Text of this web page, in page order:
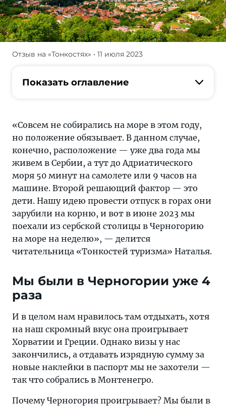
Просолились,
как
открылась
новой
Отзыв на «Тонкостях» • 11 июля 2023
Показать оглавление
«Совсем не собирались на море в этом году,
но положение обязывает. В данном случае,
конечно, расположение — уже два года мы
живем в Сербии, а тут до Адриатического
моря 50 минут на самолете или 9 часов на
машине. Второй решающий фактор — это
дети. Нашу идею провести отпуск в горах они
зарубили на корню, и вот в июне 2023 мы
поехали из сербской столицы в Черногорию
на море на неделю», — делится
читательница «Тонкостей туризма» Наталья.
Мы были в Черногории уже 4
раза
И в целом нам нравилось там отдыхать, хотя
на наш скромный вкус она проигрывает
Хорватии и Греции. Однако визы у нас
закончились, а отдавать изрядную сумму за
новые наклейки в паспорт мы не захотели —
так что собрались в Монтенегро.
Почему Черногория проигрывает? Мы были в